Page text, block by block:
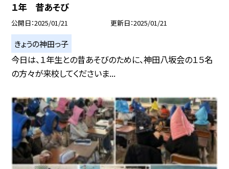
１年 昔あそび
公開日 2025/01/21 更新日 2025/01/21
きょうの神田っ子
今日は、１年生との昔あそびのために、神田八坂会の１５名
の方々が来校してくださいま...